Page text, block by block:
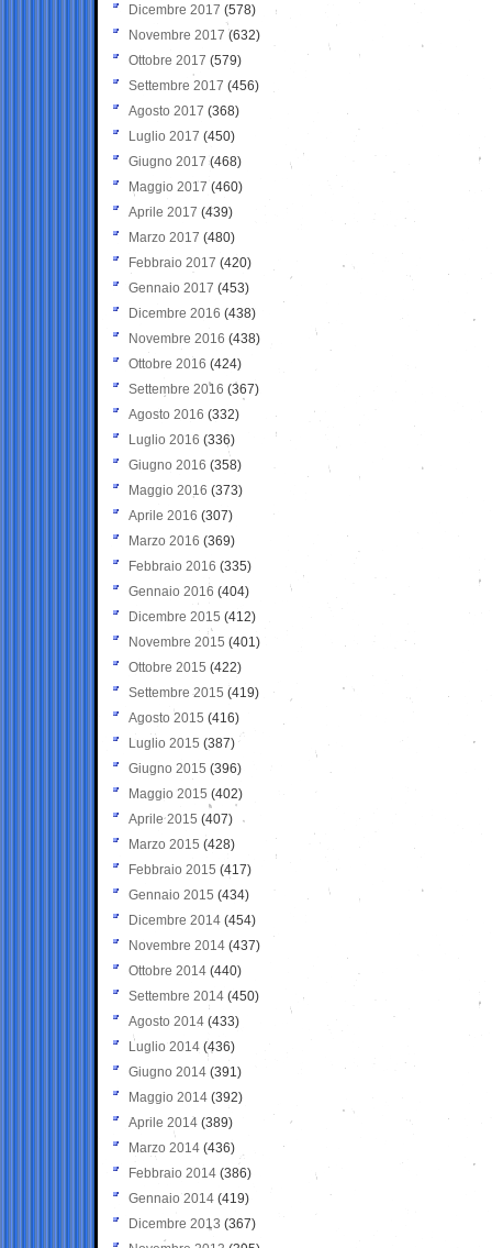
Dicembre 2017 (578)
Novembre 2017 (632)
Ottobre 2017 (579)
Settembre 2017 (456)
Agosto 2017 (368)
Luglio 2017 (450)
Giugno 2017 (468)
Maggio 2017 (460)
Aprile 2017 (439)
Marzo 2017 (480)
Febbraio 2017 (420)
Gennaio 2017 (453)
Dicembre 2016 (438)
Novembre 2016 (438)
Ottobre 2016 (424)
Settembre 2016 (367)
Agosto 2016 (332)
Luglio 2016 (336)
Giugno 2016 (358)
Maggio 2016 (373)
Aprile 2016 (307)
Marzo 2016 (369)
Febbraio 2016 (335)
Gennaio 2016 (404)
Dicembre 2015 (412)
Novembre 2015 (401)
Ottobre 2015 (422)
Settembre 2015 (419)
Agosto 2015 (416)
Luglio 2015 (387)
Giugno 2015 (396)
Maggio 2015 (402)
Aprile 2015 (407)
Marzo 2015 (428)
Febbraio 2015 (417)
Gennaio 2015 (434)
Dicembre 2014 (454)
Novembre 2014 (437)
Ottobre 2014 (440)
Settembre 2014 (450)
Agosto 2014 (433)
Luglio 2014 (436)
Giugno 2014 (391)
Maggio 2014 (392)
Aprile 2014 (389)
Marzo 2014 (436)
Febbraio 2014 (386)
Gennaio 2014 (419)
Dicembre 2013 (367)